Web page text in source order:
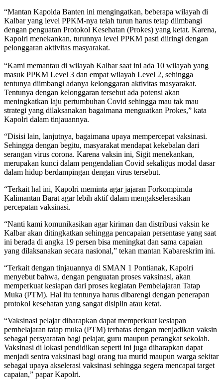
“Mantan Kapolda Banten ini mengingatkan, beberapa wilayah di
Kalbar yang level PPKM-nya telah turun harus tetap diimbangi
dengan penguatan Protokol Kesehatan (Prokes) yang ketat. Karena,
Kapolri menekankan, turunnya level PPKM pasti diiringi dengan
pelonggaran aktivitas masyarakat.
“Kami memantau di wilayah Kalbar saat ini ada 10 wilayah yang
masuk PPKM Level 3 dan empat wilayah Level 2, sehingga
tentunya diimbangi adanya kelonggaran aktivitas masyarakat.
Tentunya dengan kelonggaran tersebut ada potensi akan
meningkatkan laju pertumbuhan Covid sehingga mau tak mau
strategi yang dilaksanakan bagaimana menguatkan Prokes,” kata
Kapolri dalam tinjauannya.
“Disisi lain, lanjutnya, bagaimana upaya mempercepat vaksinasi.
Sehingga dengan begitu, masyarakat mendapat kekebalan dari
serangan virus corona. Karena vaksin ini, Sigit menekankan,
merupakan kunci dalam pengendalian Covid sekaligus modal dasar
dalam hidup berdampingan dengan virus tersebut.
“Terkait hal ini, Kapolri meminta agar jajaran Forkompimda
Kalimantan Barat agar lebih aktif dalam mengakselerasikan
percepatan vaksinasi.
“Nanti kami komunikasikan agar kiriman dan distribusi vaksin ke
Kalbar akan ditingkatkan sehingga pencapaian persentase yang saat
ini berada di angka 19 persen bisa meningkat dan sama capaian
yang dilaksanakan secara nasional,” tekan mantan Kabareskrim ini.
“Terkait dengan tinjauannya di SMAN 1 Pontianak, Kapolri
menyebut bahwa, dengan penguatan proses vaksinasi, akan
memperkuat kesiapan dari proses kegiatan Pembelajaran Tatap
Muka (PTM). Hal itu tentunya harus dibarengi dengan penerapan
protokol kesehatan yang sangat disiplin atau ketat.
“Vaksinasi pelajar diharapkan dapat memperkuat kesiapan
pembelajaran tatap muka (PTM) terbatas dengan menjadikan vaksin
sebagai persyaratan bagi pelajar, guru maupun perangkat sekolah.
Vaksinasi di lokasi pendidikan seperti ini juga diharapkan dapat
menjadi sentra vaksinasi bagi orang tua murid maupun warga sekitar
sebagai upaya akselerasi vaksinasi sehingga segera mencapai target
capaian,” papar Kapolri.